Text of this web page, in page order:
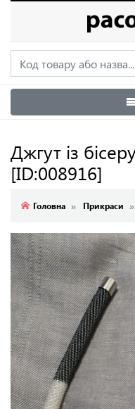
Джгут із
[ID:008916]
Головна Прикраси